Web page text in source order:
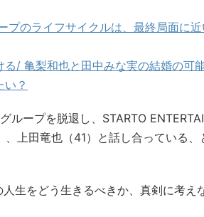
プのライフサイクルは、最終局面に
/ 亀梨和也と田中みな実の結婚の可
？
ループを脱退し、STARTO
上田竜也（41）と話し合っている、
生をどう生きるべきか、真剣に考え